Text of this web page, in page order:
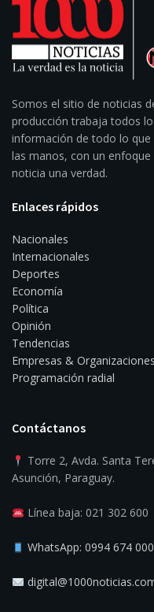
Somos el sitio de noticias
producción trabaja todos
información de todo lo que
las manos, con un
noticia una verdad.
Enlaces rápidos
Nacionales
Internacionales
Deportes
Economía
Política
Opinión
Tendencias
Empresas & Organizaciones
Programación radial
Contáctanos
Torre 2, Avda. Santa
Asunción, Paraguay.
Línea baja: 021 302 600
WhatsApp: 0994 674 000